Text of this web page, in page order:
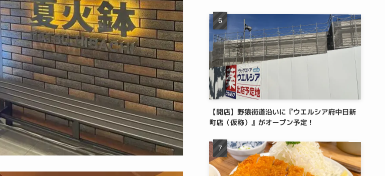
【開店】野猿街道沿いに『ウエルシア府中日新
町店（仮称）』がオープン予定！